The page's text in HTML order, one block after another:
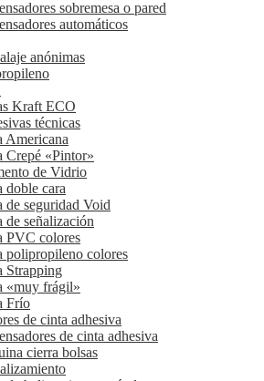
sobremesa o pared
automáticos
anónimas
Kraft ECO
técnicas
Americana
Crepé «Pintor»
de Vidrio
doble cara
de seguridad Void
de señalización
PVC colores
polipropileno colores
Strapping
«muy frágil»
Frío
de cinta adhesiva
de cinta adhesiva
cierra bolsas